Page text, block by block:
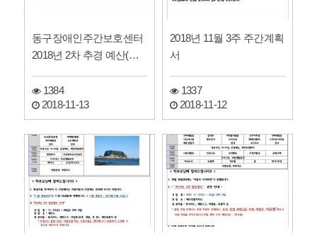
동구장애인주간보호센터
2018년 2차 추경 예산(안)
1384
2018-11-13
2018년 11월 3주 주간계획
서
1337
2018-11-12